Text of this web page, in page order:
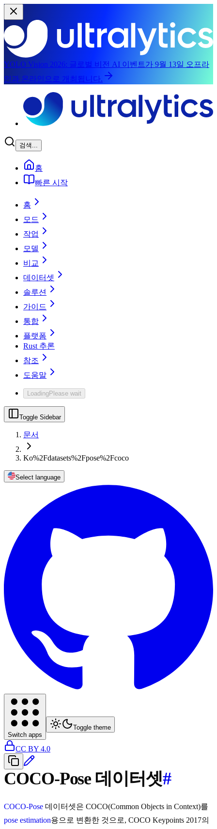
YOLO Vision 2026: 글로벌 비전 AI 이벤트가 9월 13일 오프라
인과 온라인으로 개최됩니다.
검색...
홈
빠른 시작
홈
모드
작업
모델
비교
데이터셋
솔루션
가이드
통합
플랫폼
Rust 추론
참조
도움말
LoadingPlease wait
Toggle Sidebar
문서
Ko%2Fdatasets%2Fpose%2Fcoco
Select language
Switch apps
Toggle theme
CC BY 4.0
COCO-Pose 데이터셋#
COCO-Pose 데이터셋은 COCO(Common Objects in Context)를
pose estimation용으로 변환한 것으로, COCO Keypoints 2017의